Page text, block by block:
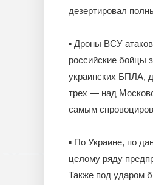
дезертировал
▪️ Дроны ВСУ
российские бойцы
украинских БПЛА,
трех — над
самым
▪️ По Украине, по
целому ряду
Также под ударом